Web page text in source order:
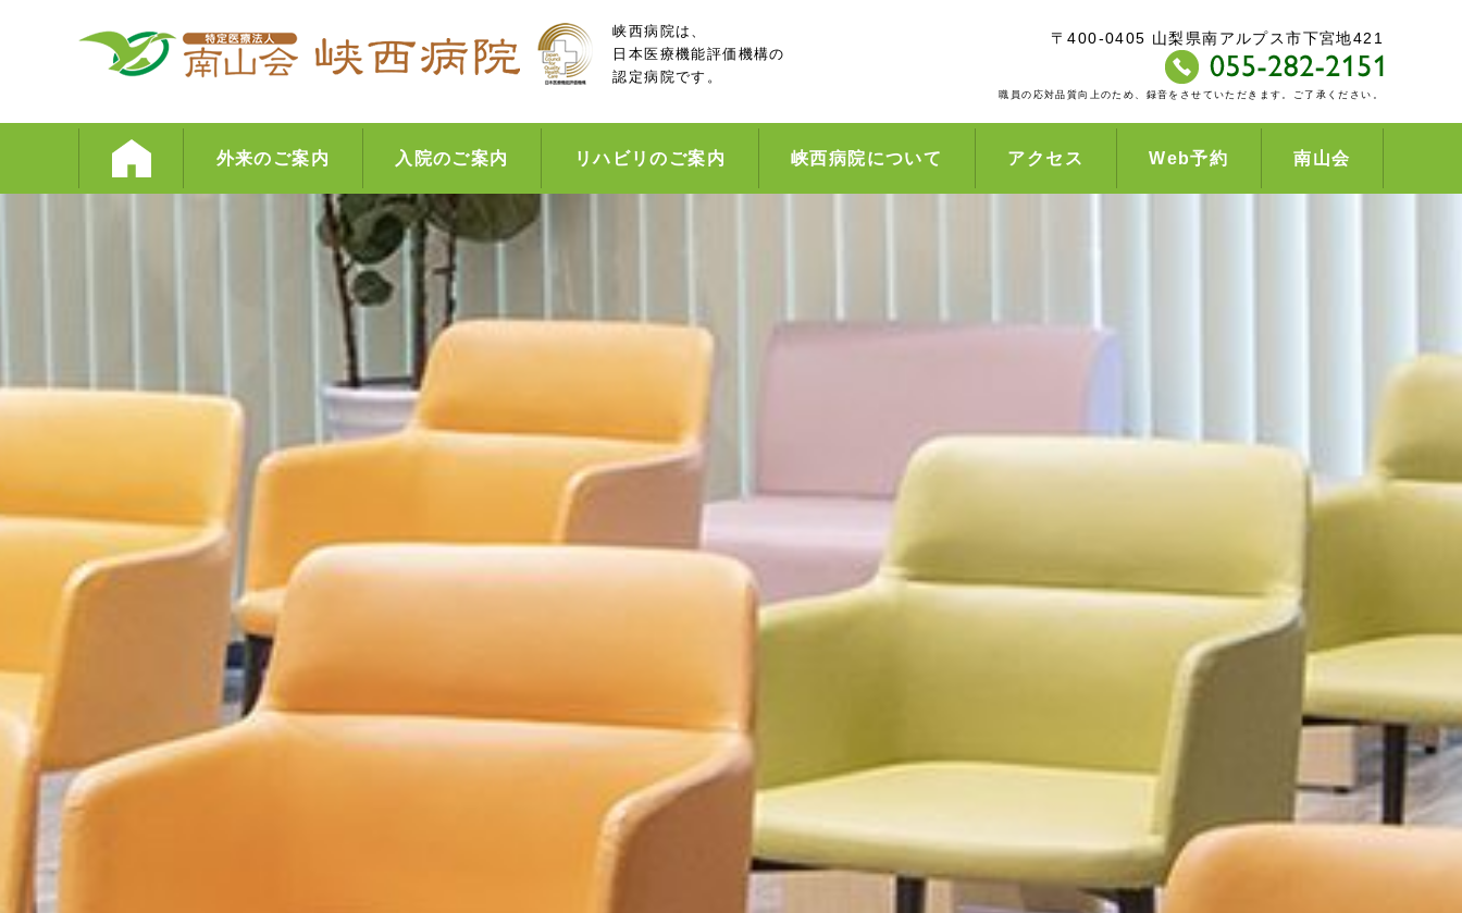
峡西病院は、
日本医療機能評価機構の
認定病院です。
〒400-0405 山梨県南アルプス市下宮地421
職員の応対品質向上のため、録音をさせていただきます。ご了承ください。
外来のご案内 入院のご案内 リハビリのご案内 峡西病院について アクセス Web予約 南山会